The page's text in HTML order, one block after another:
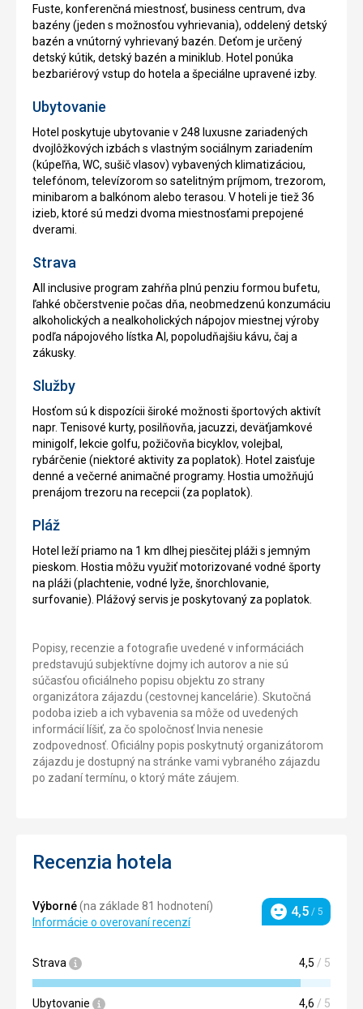
Fuste, konferenčná miestnosť, business centrum, dva
bazény (jeden s možnosťou vyhrievania), oddelený detský
bazén a vnútorný vyhrievaný bazén. Deťom je určený
detský kútik, detský bazén a miniklub. Hotel ponúka
bezbariérový vstup do hotela a špeciálne upravené izby.
Ubytovanie
Hotel poskytuje ubytovanie v 248 luxusne zariadených
dvojlôžkových izbách s vlastným sociálnym zariadením
(kúpeľňa, WC, sušič vlasov) vybavených klimatizáciou,
telefónom, televízorom so satelitným príjmom, trezorom,
minibarom a balkónom alebo terasou. V hoteli je tiež 36
izieb, ktoré sú medzi dvoma miestnosťami prepojené
dverami.
Strava
All inclusive program zahŕňa plnú penziu formou bufetu,
ľahké občerstvenie počas dňa, neobmedzenú konzumáciu
alkoholických a nealkoholických nápojov miestnej výroby
podľa nápojového lístka AI, popoludňajšiu kávu, čaj a
zákusky.
Služby
Hosťom sú k dispozícii široké možnosti športových aktivít
napr. Tenisové kurty, posilňovňa, jacuzzi, deväťjamkové
minigolf, lekcie golfu, požičovňa bicyklov, volejbal,
rybárčenie (niektoré aktivity za poplatok). Hotel zaisťuje
denné a večerné animačné programy. Hostia umožňujú
prenájom trezoru na recepcii (za poplatok).
Pláž
Hotel leží priamo na 1 km dlhej piesčitej pláži s jemným
pieskom. Hostia môžu využiť motorizované vodné športy
na pláži (plachtenie, vodné lyže, šnorchlovanie,
surfovanie). Plážový servis je poskytovaný za poplatok.
Popisy, recenzie a fotografie uvedené v informáciách
predstavujú subjektívne dojmy ich autorov a nie sú
súčasťou oficiálneho popisu objektu zo strany
organizátora zájazdu (cestovnej kancelárie). Skutočná
podoba izieb a ich vybavenia sa môže od uvedených
informácií líšiť, za čo spoločnosť Invia nenesie
zodpovednosť. Oficiálny popis poskytnutý organizátorom
zájazdu je dostupný na stránke vami vybraného zájazdu
po zadaní termínu, o ktorý máte záujem.
Recenzia hotela
Výborné(na základe 81 hodnotení)
Informácie o overovaní recenzí
Hodnotenie
4,5 / 5
Strava 4,5 / 5
Ubytovanie 4,6 / 5